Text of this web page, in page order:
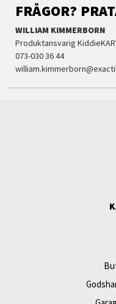
FRÅGOR?
WILLIAM KIMMERBORN
Produktansvarig
073-030 36 44